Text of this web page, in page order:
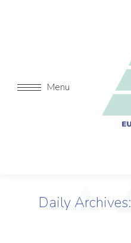
Menu
Daily Archives: